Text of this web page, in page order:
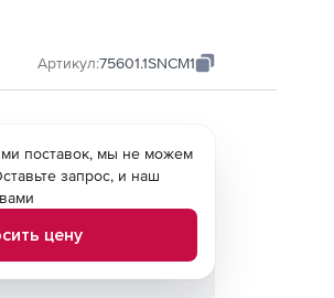
Артикул:75601.1SNCM1
поставок, мы не можем
запрос, и наш
цену